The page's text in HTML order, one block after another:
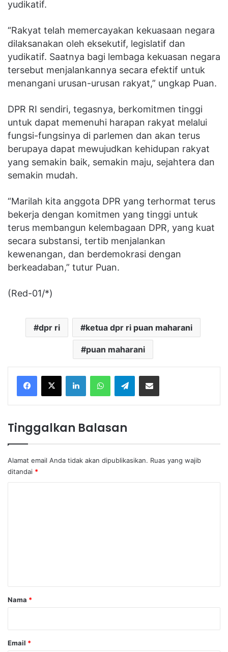
yudikatif.
“Rakyat telah memercayakan kekuasaan negara
dilaksanakan oleh eksekutif, legislatif dan
yudikatif. Saatnya bagi lembaga kekuasan negara
tersebut menjalankannya secara efektif untuk
menangani urusan-urusan rakyat,” ungkap Puan.
DPR RI sendiri, tegasnya, berkomitmen tinggi
untuk dapat memenuhi harapan rakyat melalui
fungsi-fungsinya di parlemen dan akan terus
berupaya dapat mewujudkan kehidupan rakyat
yang semakin baik, semakin maju, sejahtera dan
semakin mudah.
“Marilah kita anggota DPR yang terhormat terus
bekerja dengan komitmen yang tinggi untuk
terus membangun kelembagaan DPR, yang kuat
secara substansi, tertib menjalankan
kewenangan, dan berdemokrasi dengan
berkeadaban,” tutur Puan.
(Red-01/*)
dpr ri ketua dpr ri puan maharani
puan maharani
Facebook
X LinkedInWhatsAppTelegramShare via Email
Tinggalkan Balasan
Alamat email Anda tidak akan dipublikasikan. Ruas yang wajib
ditandai *
rNama *
Email *